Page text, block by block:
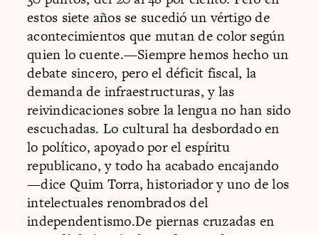
estos siete años se sucedió un vértigo de
acontecimientos que mutan de color según
quien lo cuente.—Siempre hemos hecho un
debate sincero, pero el déficit fiscal, la
demanda de infraestructuras, y las
reivindicaciones sobre la lengua no han sido
escuchadas. Lo cultural ha desbordado en
lo político, apoyado por el espíritu
republicano, y todo ha acabado encajando
—dice Quim Torra, historiador y uno de los
intelectuales renombrados del
independentismo.De piernas cruzadas en